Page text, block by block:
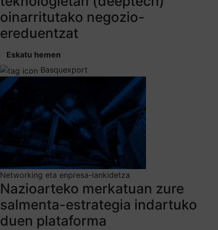
oinarritutako negozio-
ereduentzat
Eskatu hemen
Basquexport
Networking eta enpresa-lankidetza
Nazioarteko merkatuan zure
salmenta-estrategia indartuko
duen plataforma